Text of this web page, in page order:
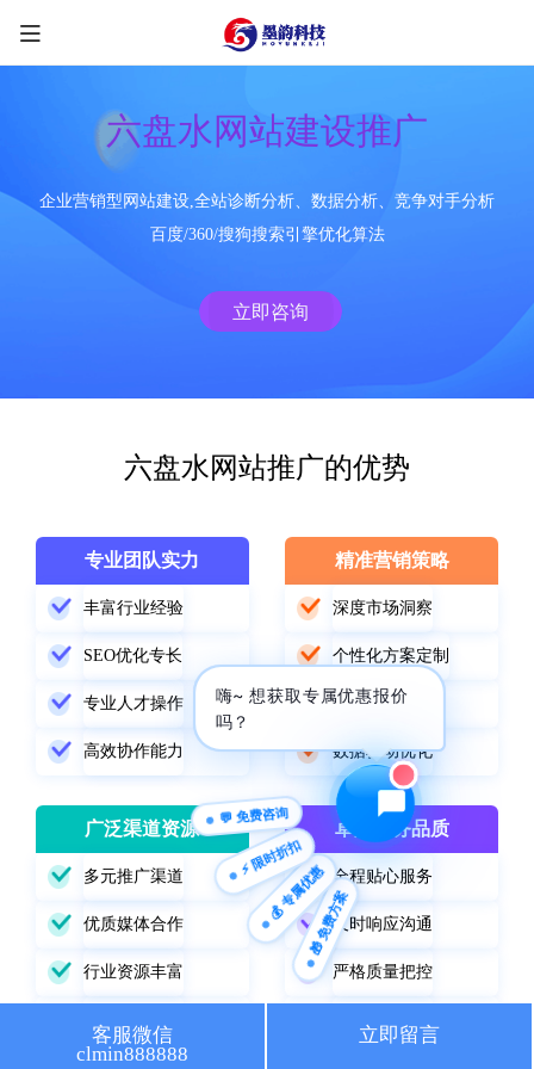
六盘水网站建设推广
企业营销型网站建设,全站诊断分析、数据分析、竞争对手分析
百度/360/搜狗搜索引擎优化算法
立即咨询
六盘水网站推广的优势
专业团队实力
丰富行业经验
SEO优化专长
专业人才操作
高效协作能力
精准营销策略
深度市场洞察
个性化方案定制
精准定位受众
数据驱动优化
广泛渠道资源
多元推广渠道
优质媒体合作
行业资源丰富
卓越服务品质
全程贴心服务
及时响应沟通
严格质量把控
客服微信
clmin888888
立即留言
🎁 免费方案
💰 专属优惠
⚡ 限时折扣
💬 免费咨询
嗨~ 想获取专属优惠报价
吗？
限时优惠咨询中
🔍 SEO优化 🎬 短视频
📍 GEO推广
📢 信息流 ✏️ 其他
咨询内容
获取最低报价